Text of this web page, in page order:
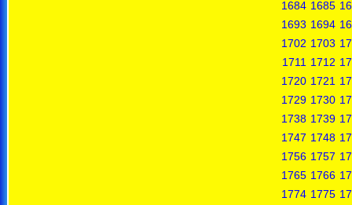
1684 1685
1693 1694
1702 1703
1711 1712
1720 1721
1729 1730
1738 1739
1747 1748
1756 1757
1765 1766
1774 1775